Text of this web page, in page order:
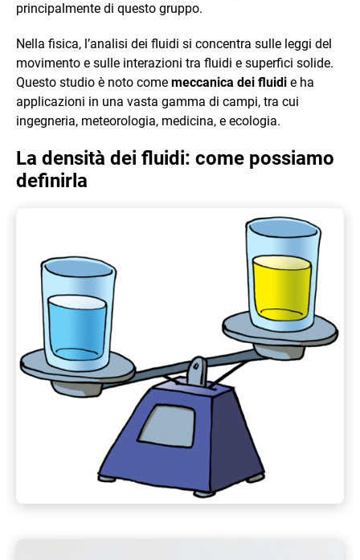
principalmente di questo gruppo.
Nella fisica, l’analisi dei fluidi si concentra sulle leggi del
movimento e sulle interazioni tra fluidi e superfici solide.
Questo studio è noto come meccanica dei fluidi e ha
applicazioni in una vasta gamma di campi, tra cui
ingegneria, meteorologia, medicina, e ecologia.
La densità dei fluidi: come possiamo
definirla